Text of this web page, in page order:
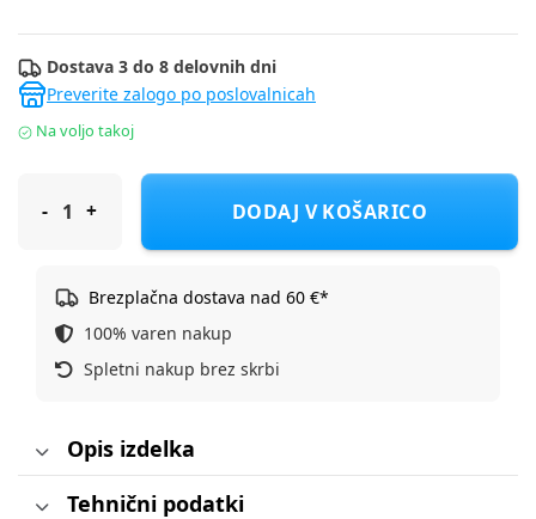
Dostava 3 do 8 delovnih dni
Preverite zalogo po poslovalnicah
Na voljo takoj
b.box rezervni ustnik za športno stekleničko 2/1 (450 in 600 ml)
DODAJ V KOŠARICO
Brezplačna dostava nad 60 €*
100% varen nakup
Spletni nakup brez skrbi
Opis izdelka
Tehnični podatki